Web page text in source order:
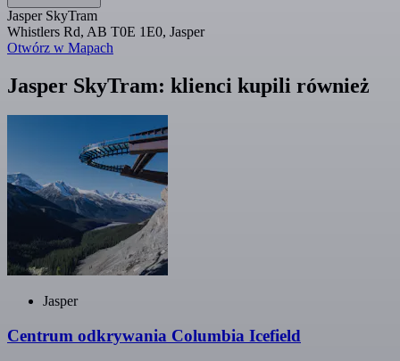
Jasper SkyTram
Whistlers Rd, AB T0E 1E0, Jasper
Otwórz w Mapach
Jasper SkyTram: klienci kupili również
Jasper
Centrum odkrywania Columbia Icefield